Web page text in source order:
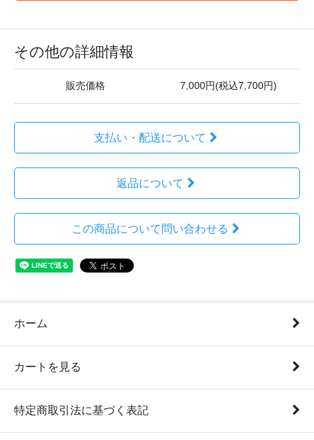
その他の詳細情報
販売価格 7,000円(税込7,700円)
支払い・配送について
返品について
この商品について問い合わせる
ホーム
カートを見る
特定商取引法に基づく表記